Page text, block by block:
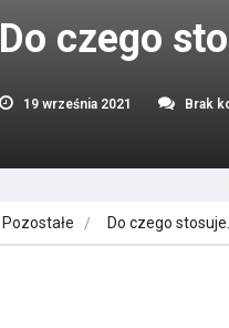
Do czego
19 września 2021 Brak
Pozostałe Do czego stosuje…